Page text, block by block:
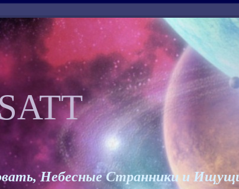
Небесные Странники и